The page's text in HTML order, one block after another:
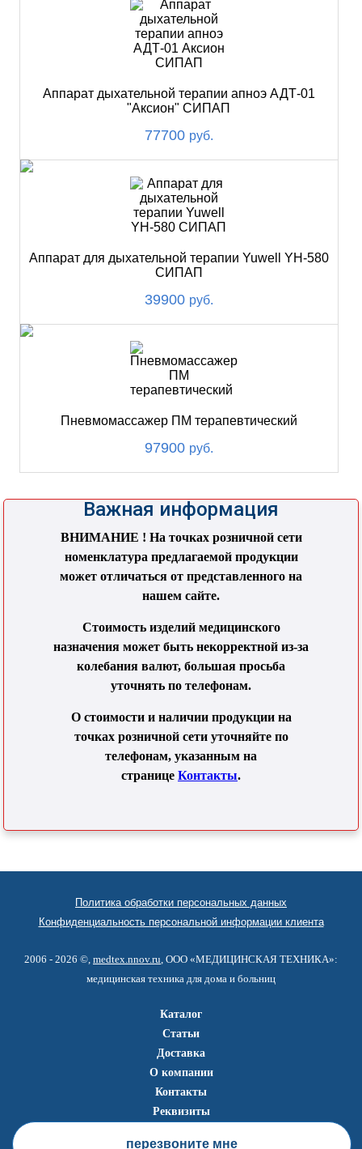
Аппарат дыхательной терапии апноэ АДТ-01
"Аксион" СИПАП
77700 руб.
Аппарат для дыхательной терапии Yuwell YH-580
СИПАП
39900 руб.
Пневмомассажер ПМ терапевтический
97900 руб.
Важная информация
ВНИМАНИЕ ! На точках розничной сети
номенклатура предлагаемой продукции
может отличаться от представленного на
нашем сайте.
Стоимость изделий медицинского
назначения может быть некорректной из-за
колебания валют, большая просьба
уточнять по телефонам.
О стоимости и наличии продукции на
точках розничной сети уточняйте по
телефонам, указанным на
странице Контакты.
Политика обработки персональных данных
Конфиденциальность персональной информации клиента
2006 - 2026 ©, medtex.nnov.ru , ООО «МЕДИЦИНСКАЯ ТЕХНИКА»:
медицинская техника для дома и больниц
Каталог
Статьи
Доставка
О компании
Контакты
Реквизиты
перезвоните мне